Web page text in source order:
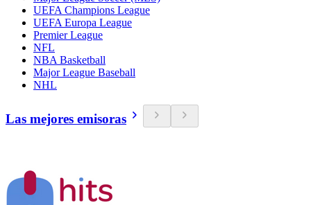
UEFA Champions League
UEFA Europa League
Premier League
NFL
NBA Basketball
Major League Baseball
NHL
Las mejores emisoras